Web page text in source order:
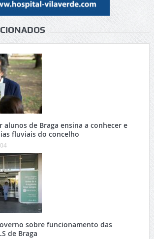
alunos de Braga ensina a conhecer e
fluviais do concelho
sobre funcionamento das
de Braga